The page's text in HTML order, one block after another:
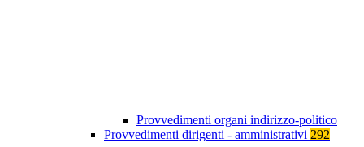
Provvedimenti organi indirizzo-politico
Provvedimenti dirigenti - amministrativi 292